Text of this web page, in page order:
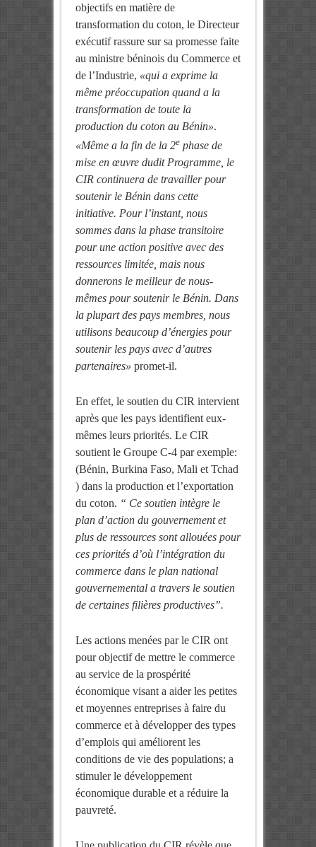
objectifs en matière de
transformation du coton, le Directeur
exécutif rassure sur sa promesse faite
au ministre béninois du Commerce et
de l’Industrie, «qui a exprime la
mêmepréoccupation quand a la
transformation de toute la
production du coton au Bénin».
«Même a la fin de la2ephase de
mise en œuvre dudit Programme, le
CIR continuerade travailler pour
soutenir le Bénin dans cette
initiative. Pour l’instant, nous
sommes dans la phase transitoire
pour une action positive avec des
ressources limitée, mais nous
donnerons le meilleur de nous-
mêmes pour soutenir le Bénin. Dans
la plupart des pays membres, nous
utilisons beaucoup d’énergies pour
soutenir les pays avec d’autres
partenaires» promet-il.
En effet, le soutien du CIR intervient
après que les pays identifient eux-
mêmes leurs priorités. Le CIR
soutient le Groupe C-4 par exemple:
(Bénin, Burkina Faso, Mali et Tchad
) dans la production et l’exportation
du coton. “ Ce soutien intègre le
plan d’action du gouvernement et
plus de ressources sont allouées pour
ces priorités d’où l’intégration du
commerce dans le plan national
gouvernemental a travers le soutien
de certaines filières productives”.
Les actions menées par le CIR ont
pour objectif de mettre le commerce
au service de la prospérité
économique visant a aider les petites
et moyennes entreprises à faire du
commerce et à développer des types
d’emplois qui améliorent les
conditions de vie des populations; a
stimulerle développement
économique durable et a réduire la
pauvreté.